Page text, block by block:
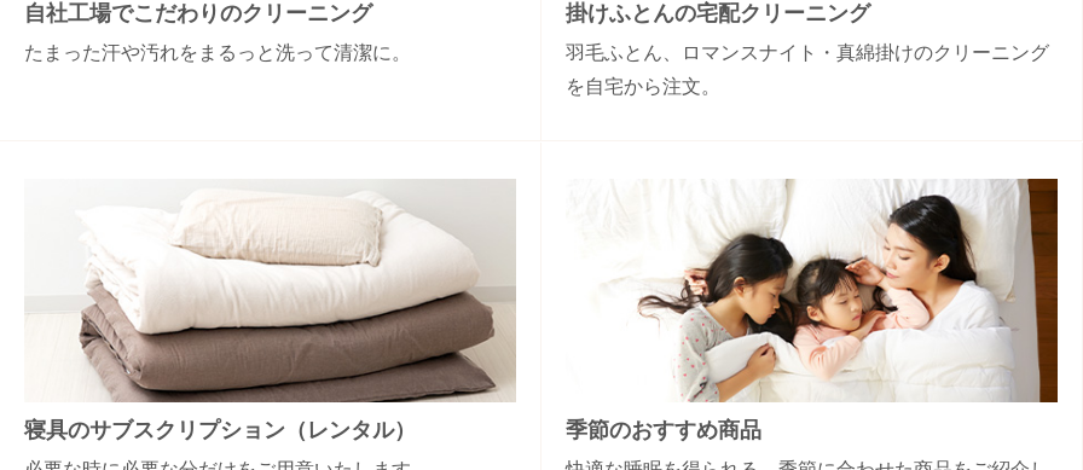
自社工場でこだわりのクリーニング
たまった汗や汚れをまるっと洗って清潔に。
掛けふとんの宅配クリーニング
羽毛ふとん、ロマンスナイト・真綿掛けのクリーニング
を自宅から注文。
寝具のサブスクリプション（レンタル） 季節のおすすめ商品